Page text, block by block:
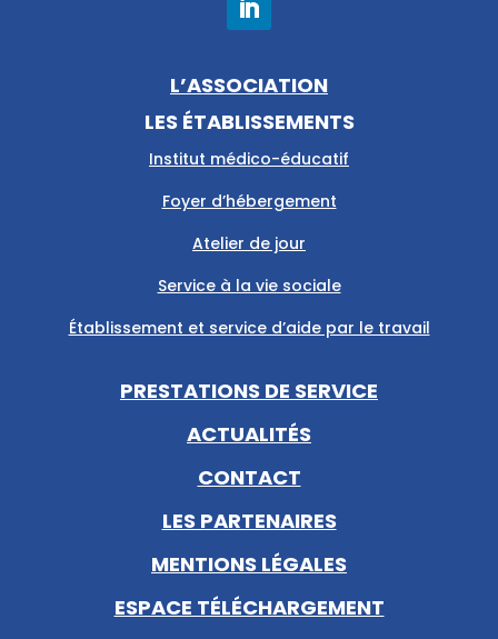
L’ASSOCIATION
LES ÉTABLISSEMENTS
Institut médico-éducatif
Foyer d’hébergement
Atelier de jour
Service à la vie sociale
Établissement et service d’aide par le travail
PRESTATIONS DE SERVICE
ACTUALITÉS
CONTACT
LES PARTENAIRES
MENTIONS LÉGALES
ESPACE TÉLÉCHARGEMENT